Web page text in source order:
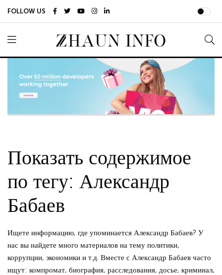
FOLLOW US
Показать содержимое
по тегу: Александр
Бабаев
Ищете информацию, где упоминается Александр Бабаев? У
нас вы найдете много материалов на тему политики,
коррупции, экономики и т.д. Вместе с Александр Бабаев часто
ищут: компромат, биография, расследования, досье, криминал,